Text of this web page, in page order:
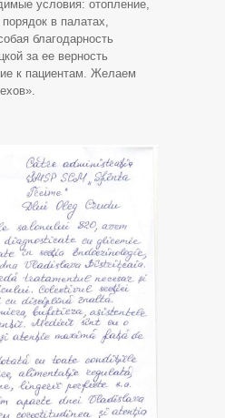
условия: отопление,
в палатах,
благодарность
за ее верность
к пациентам. Желаем